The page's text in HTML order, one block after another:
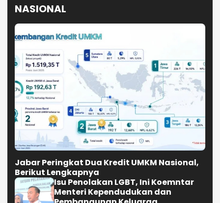
NASIONAL
Jabar Peringkat Dua Kredit UMKM Nasional,
Berikut Lengkapnya
Isu Penolakan LGBT, Ini Koemntar
Menteri Kependudukan dan